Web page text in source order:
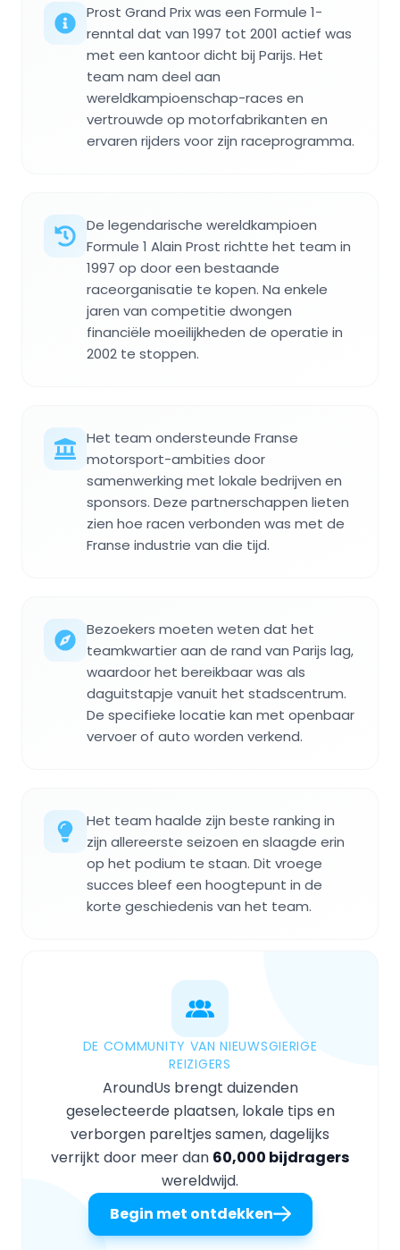
Prost Grand Prix was een Formule 1-
renntal dat van 1997 tot 2001 actief was
met een kantoor dicht bij Parijs. Het
team nam deel aan
wereldkampioenschap-races en
vertrouwde op motorfabrikanten en
ervaren rijders voor zijn raceprogramma.
De legendarische wereldkampioen
Formule 1 Alain Prost richtte het team in
1997 op door een bestaande
raceorganisatie te kopen. Na enkele
jaren van competitie dwongen
financiële moeilijkheden de operatie in
2002 te stoppen.
Het team ondersteunde Franse
motorsport-ambities door
samenwerking met lokale bedrijven en
sponsors. Deze partnerschappen lieten
zien hoe racen verbonden was met de
Franse industrie van die tijd.
Bezoekers moeten weten dat het
teamkwartier aan de rand van Parijs lag,
waardoor het bereikbaar was als
daguitstapje vanuit het stadscentrum.
De specifieke locatie kan met openbaar
vervoer of auto worden verkend.
Het team haalde zijn beste ranking in
zijn allereerste seizoen en slaagde erin
op het podium te staan. Dit vroege
succes bleef een hoogtepunt in de
korte geschiedenis van het team.
DE COMMUNITY VAN NIEUWSGIERIGE
REIZIGERS
AroundUs brengt duizenden
geselecteerde plaatsen, lokale tips en
verborgen pareltjes samen, dagelijks
verrijkt door meer dan 60,000 bijdragers
wereldwijd.
Begin met ontdekken